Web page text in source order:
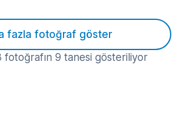
fotoğrafın 9 tanesi gösteriliyor
fazla fotoğraf göster